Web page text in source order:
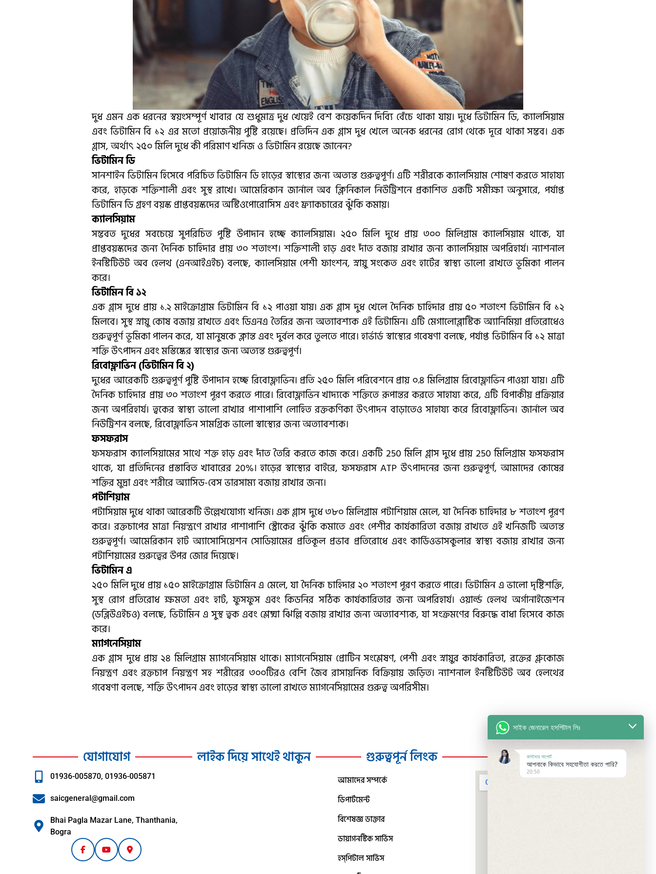
দুধ এমন এক ধরনের স্বয়ংসম্পূর্ণ খাবার যে শুধুমাত্র দুধ খেয়েই বেশ কয়েকদিন দিব্যি বেঁচে থাকা যায়। দুধে ভিটামিন ডি, ক্যালসিয়াম
এবং ভিটামিন বি ১২ এর মতো প্রয়োজনীয় পুষ্টি রয়েছে। প্রতিদিন এক গ্লাস দুধ খেলে অনেক ধরনের রোগ থেকে দূরে থাকা সম্ভব। এক
গ্লাস, অর্থাৎ ২৫০ মিলি দুধে কী পরিমাণ খনিজ ও ভিটামিন রয়েছে জানেন?
ভিটামিন ডি
সানশাইন ভিটামিন হিসেবে পরিচিত ভিটামিন ডি হাড়ের স্বাস্থ্যের জন্য অত্যন্ত গুরুত্বপূর্ণ। এটি শরীরকে ক্যালসিয়াম শোষণ করতে সাহায্য
করে, হাড়কে শক্তিশালী এবং সুস্থ রাখে। আমেরিকান জার্নাল অব ক্লিনিকাল নিউট্রিশনে প্রকাশিত একটি সমীক্ষা অনুসারে, পর্যাপ্ত
ভিটামিন ডি গ্রহণ বয়স্ক প্রাপ্তবয়স্কদের অস্টিওপোরোসিস এবং ফ্র্যাকচারের ঝুঁকি কমায়।
ক্যালসিয়াম
সম্ভবত দুধের সবচেয়ে সুপরিচিত পুষ্টি উপাদান হচ্ছে ক্যালসিয়াম। ২৫০ মিলি দুধে প্রায় ৩০০ মিলিগ্রাম ক্যালসিয়াম থাকে, যা
প্রাপ্তবয়স্কদের জন্য দৈনিক চাহিদার প্রায় ৩০ শতাংশ। শক্তিশালী হাড় এবং দাঁত বজায় রাখার জন্য ক্যালসিয়াম অপরিহার্য। ন্যাশনাল
ইনস্টিটিউট অব হেলথ (এনআইএইচ) বলছে, ক্যালসিয়াম পেশী ফাংশন, স্নায়ু সংকেত এবং হার্টের স্বাস্থ্য ভালো রাখতে ভূমিকা পালন
করে।
ভিটামিন বি ১২
এক গ্লাস দুধে প্রায় ১.২ মাইক্রোগ্রাম ভিটামিন বি ১২ পাওয়া যায়। এক গ্লাস দুধ খেলে দৈনিক চাহিদার প্রায় ৫০ শতাংশ ভিটামিন বি ১২
মিলবে। সুস্থ স্নায়ু কোষ বজায় রাখতে এবং ডিএনএ তৈরির জন্য অত্যাবশ্যক এই ভিটামিন। এটি মেগালোব্লাস্টিক অ্যানিমিয়া প্রতিরোধেও
গুরুত্বপূর্ণ ভূমিকা পালন করে, যা মানুষকে ক্লান্ত এবং দুর্বল করে তুলতে পারে। হার্ভার্ড স্বাস্থ্যের গবেষণা বলছে, পর্যাপ্ত ভিটামিন বি ১২ মাত্রা
শক্তি উৎপাদন এবং মস্তিষ্কের স্বাস্থ্যের জন্য অত্যন্ত গুরুত্বপূর্ণ।
রিবোফ্লাভিন (ভিটামিন বি ২)
দুধের আরেকটি গুরুত্বপূর্ণ পুষ্টি উপাদান হচ্ছে রিবোফ্লাভিন। প্রতি ২৫০ মিলি পরিবেশনে প্রায় ০.৪ মিলিগ্রাম রিবোফ্লাভিন পাওয়া যায়। এটি
দৈনিক চাহিদার প্রায় ৩০ শতাংশ পূরণ করতে পারে। রিবোফ্লাভিন খাদ্যকে শক্তিতে রূপান্তর করতে সাহায্য করে, এটি বিপাকীয় প্রক্রিয়ার
জন্য অপরিহার্য। ত্বকের স্বাস্থ্য ভালো রাখার পাশাপাশি লোহিত রক্তকণিকা উৎপাদন বাড়াতেও সাহায্য করে রিবোফ্লাভিন। জার্নাল অব
নিউট্রিশন বলছে, রিবোফ্লাভিন সামগ্রিক ভালো স্বাস্থ্যের জন্য অত্যাবশ্যক।
ফসফরাস
ফসফরাস ক্যালসিয়ামের সাথে শক্ত হাড় এবং দাঁত তৈরি করতে কাজ করে। একটি 250 মিলি গ্লাস দুধে প্রায় 250 মিলিগ্রাম ফসফরাস
থাকে, যা প্রতিদিনের প্রস্তাবিত খাবারের 20%। হাড়ের স্বাস্থ্যের বাইরে, ফসফরাস ATP উৎপাদনের জন্য গুরুত্বপূর্ণ, আমাদের কোষের
শক্তির মুদ্রা এবং শরীরে অ্যাসিড-বেস ভারসাম্য বজায় রাখার জন্য।
পটাশিয়াম
পটাসিয়াম দুধে থাকা আরেকটি উল্লেখযোগ্য খনিজ। এক গ্লাস দুধে ৩৮০ মিলিগ্রাম পটাশিয়াম মেলে, যা দৈনিক চাহিদার ৮ শতাংশ পূরণ
করে। রক্তচাপের মাত্রা নিয়ন্ত্রণে রাখার পাশাপাশি স্ট্রোকের ঝুঁকি কমাতে এবং পেশীর কার্যকারিতা বজায় রাখতে এই খনিজটি অত্যন্ত
গুরুত্বপূর্ণ। আমেরিকান হার্ট অ্যাসোসিয়েশন সোডিয়ামের প্রতিকূল প্রভাব প্রতিরোধে এবং কার্ডিওভাসকুলার স্বাস্থ্য বজায় রাখার জন্য
পটাশিয়ামের গুরুত্বের উপর জোর দিয়েছে।
ভিটামিন এ
২৫০ মিলি দুধে প্রায় ১৫০ মাইক্রোগ্রাম ভিটামিন এ মেলে, যা দৈনিক চাহিদার ২০ শতাংশ পূরণ করতে পারে। ভিটামিন এ ভালো দৃষ্টিশক্তি,
সুস্থ রোগ প্রতিরোধ ক্ষমতা এবং হার্ট, ফুসফুস এবং কিডনির সঠিক কার্যকারিতার জন্য অপরিহার্য। ওয়ার্ল্ড হেলথ অর্গানাইজেশন
(ডব্লিউএইচও) বলছে, ভিটামিন এ সুস্থ ত্বক এবং শ্লেষ্মা ঝিল্লি বজায় রাখার জন্য অত্যাবশ্যক, যা সংক্রমণের বিরুদ্ধে বাধা হিসেবে কাজ
করে।
ম্যাগনেসিয়াম
এক গ্লাস দুধে প্রায় ২৪ মিলিগ্রাম ম্যাগনেসিয়াম থাকে। ম্যাগনেসিয়াম প্রোটিন সংশ্লেষণ, পেশী এবং স্নায়ুর কার্যকারিতা, রক্তের গ্লুকোজ
নিয়ন্ত্রণ এবং রক্তচাপ নিয়ন্ত্রণ সহ শরীরের ৩০০টিরও বেশি জৈব রাসায়নিক বিক্রিয়ায় জড়িত। ন্যাশনাল ইনস্টিটিউট অব হেলথের
গবেষণা বলছে, শক্তি উৎপাদন এবং হাড়ের স্বাস্থ্য ভালো রাখতে ম্যাগনেসিয়ামের গুরুত্ব অপরিসীম।
যোগাযোগ
01936-005870, 01936-005871
saicgeneral@gmail.com
Bhai Pagla Mazar Lane, Thanthania,
Bogra
লাইক দিয়ে সাথেই থাকুন গুরুত্বপূর্ন লিংক
আমাদের সম্পর্কে
ডিপার্টমেন্ট
বিশেষজ্ঞ ডাক্তার
ডায়াগনস্টিক সার্ভিস
হস্‌পিটাল সার্ভিস
লোকেশন
সাইক জেনারেল হসপিটাল লিঃ
কাস্টমার সাপোর্ট
আপনাকে কিভাবে সহযোগীতা করতে পারি?
20:50